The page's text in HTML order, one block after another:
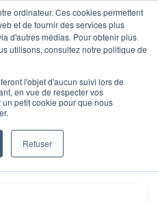
ordinateur. Ces cookies permettent
et de fournir des services plus
d'autres médias. Pour obtenir plus
utilisons, consultez notre politique de
l'objet d'aucun suivi lors de
en vue de respecter vos
petit cookie pour que nous
Refuser